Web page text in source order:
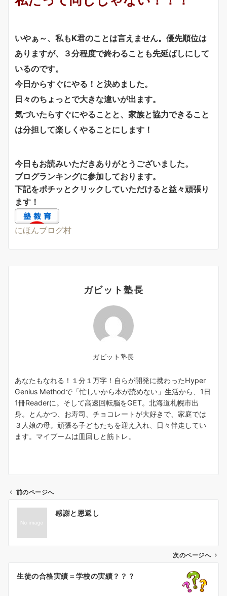
いやぁ～、私もK君のことは言えません。優先順位は
ありますが、３分程度で終わることも先延ばしにして
いるのです。
今日からすぐにやる！と決めました。
日々のちょっとで大きな違いが出ます。
気づいたらすぐにやることと、家族と協力できること
は分担して楽しくやることにします！
今日もお読みいただきありがとうございました。
ブログランキングに参加しております。
下記をポチッとクリックしていただけると益々頑張り
ます！
にほんブログ村
ガビット塾長
ガビット塾長
あなたもなれる！１分１万字！自らが開発に携わったHyper
Genius Methodで「忙しいから本が読めない」生活から、1日
1冊Readerに。そして高速回転脳をGET。北海道札幌市出
身。とんかつ、お寿司、チョコレートが大好きで、家庭では
３人娘の母。頑張る子どもたちを迎え入れ、日々伴走してい
ます。マイブームは皿回しと筋トレ。
ビ
前のページへ
感謝と恩返し
次のページへ
生徒の合格実績＝学校の実績？？？